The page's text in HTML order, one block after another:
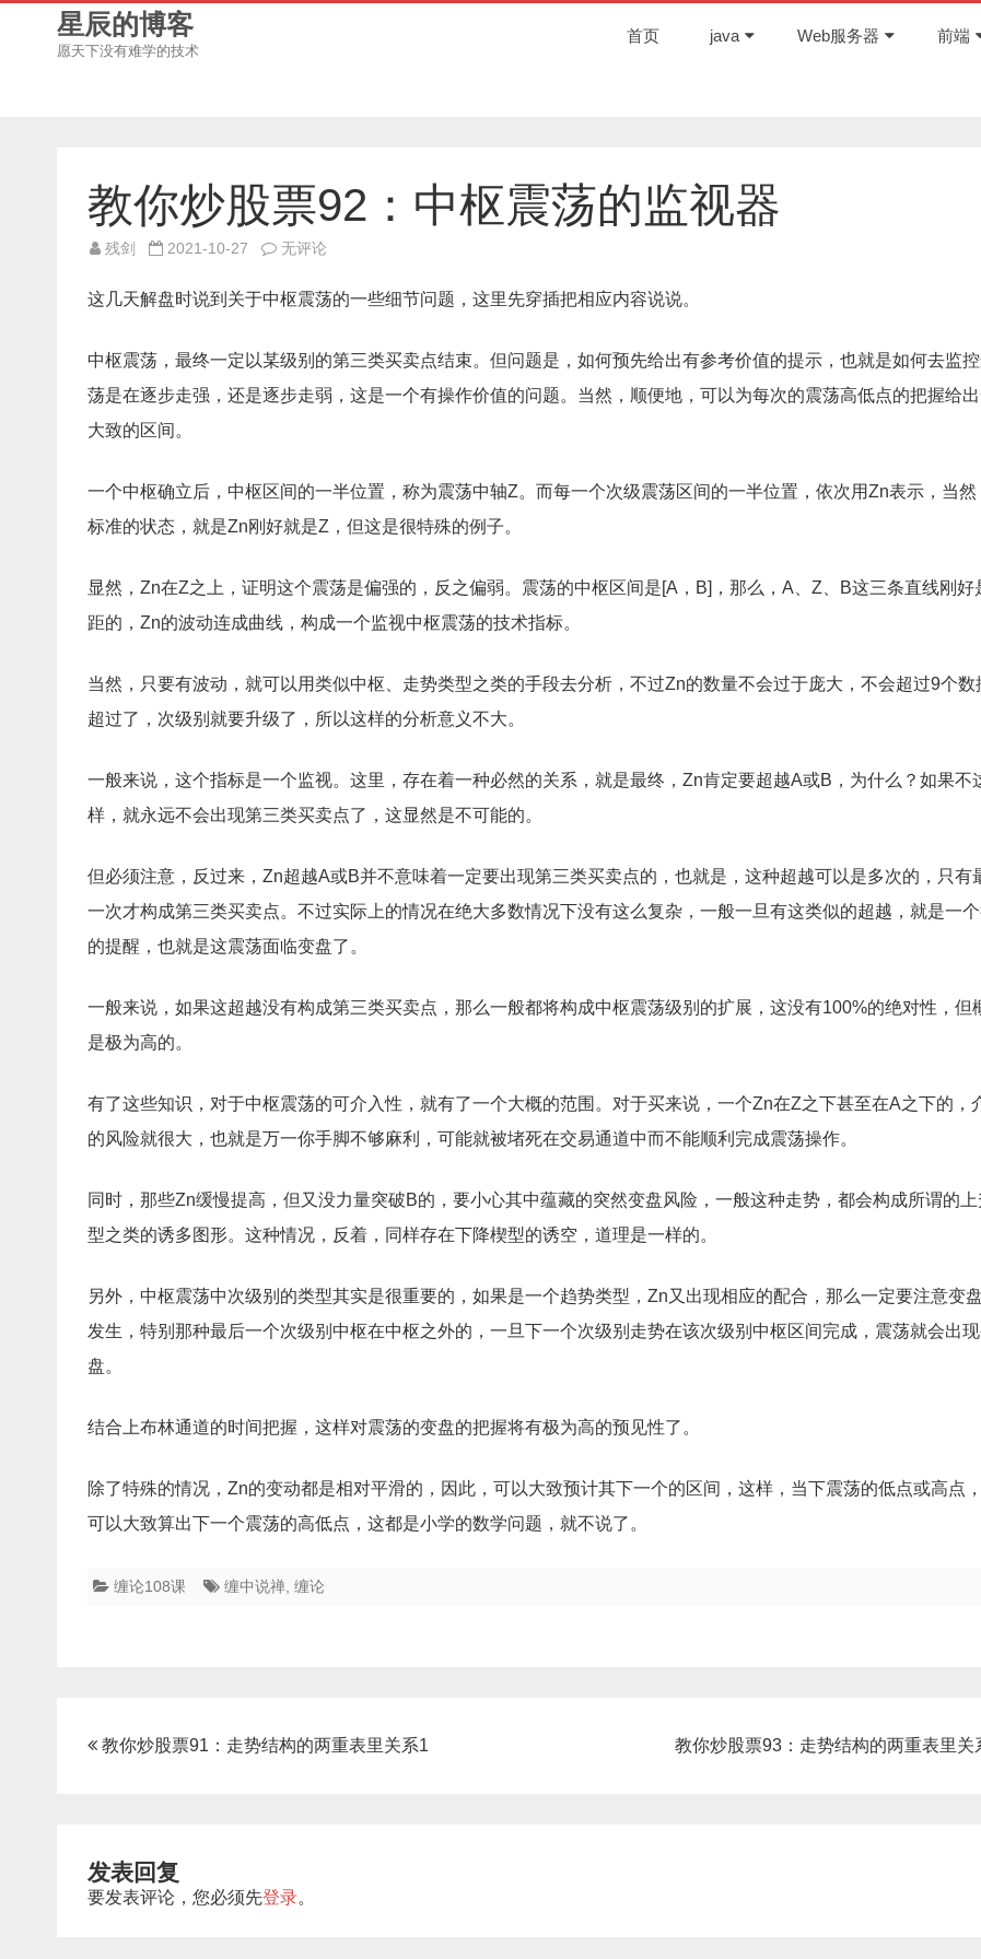
星辰的博客
愿天下没有难学的技术
首页 java Web服务器 前端
教你炒股票92：中枢震荡的监视器
残剑 2021-10-27
教
股
票
枢
震
荡
的
无评论
这几天解盘时说到关于中枢震荡的一些细节问题，这里先穿插把相应内容说说。
中枢震荡，最终一定以某级别的第三类买卖点结束。但问题是，如何预先给出有参考价值的提示，也就是如何去监
荡是在逐步走强，还是逐步走弱，这是一个有操作价值的问题。当然，顺便地，可以为每次的震荡高低点的把握给
大致的区间。
一个中枢确立后，中枢区间的一半位置，称为震荡中轴Z。而每一个次级震荡区间的一半位置，依次用Zn表示，当然
标准的状态，就是Zn刚好就是Z，但这是很特殊的例子。
显然，Zn在Z之上，证明这个震荡是偏强的，反之偏弱。震荡的中枢区间是[A，B]，那么，A、Z、B这三条直线刚好
距的，Zn的波动连成曲线，构成一个监视中枢震荡的技术指标。
当然，只要有波动，就可以用类似中枢、走势类型之类的手段去分析，不过Zn的数量不会过于庞大，不会超过9个数
超过了，次级别就要升级了，所以这样的分析意义不大。
一般来说，这个指标是一个监视。这里，存在着一种必然的关系，就是最终，Zn肯定要超越A或B，为什么？如果不
样，就永远不会出现第三类买卖点了，这显然是不可能的。
但必须注意，反过来，Zn超越A或B并不意味着一定要出现第三类买卖点的，也就是，这种超越可以是多次的，只有
一次才构成第三类买卖点。不过实际上的情况在绝大多数情况下没有这么复杂，一般一旦有这类似的超越，就是一
的提醒，也就是这震荡面临变盘了。
一般来说，如果这超越没有构成第三类买卖点，那么一般都将构成中枢震荡级别的扩展，这没有100%的绝对性，但
是极为高的。
有了这些知识，对于中枢震荡的可介入性，就有了一个大概的范围。对于买来说，一个Zn在Z之下甚至在A之下的，
的风险就很大，也就是万一你手脚不够麻利，可能就被堵死在交易通道中而不能顺利完成震荡操作。
同时，那些Zn缓慢提高，但又没力量突破B的，要小心其中蕴藏的突然变盘风险，一般这种走势，都会构成所谓的上
型之类的诱多图形。这种情况，反着，同样存在下降楔型的诱空，道理是一样的。
另外，中枢震荡中次级别的类型其实是很重要的，如果是一个趋势类型，Zn又出现相应的配合，那么一定要注意变
发生，特别那种最后一个次级别中枢在中枢之外的，一旦下一个次级别走势在该次级别中枢区间完成，震荡就会出
盘。
结合上布林通道的时间把握，这样对震荡的变盘的把握将有极为高的预见性了。
除了特殊的情况，Zn的变动都是相对平滑的，因此，可以大致预计其下一个的区间，这样，当下震荡的低点或高点
可以大致算出下一个震荡的高低点，这都是小学的数学问题，就不说了。
缠论108课 缠中说禅 缠论
文教你炒股票91：走势结构的两重表里关系1 教你炒股票93：走势结构的两重表里
发表回复
要发表评论，您必须先登录。